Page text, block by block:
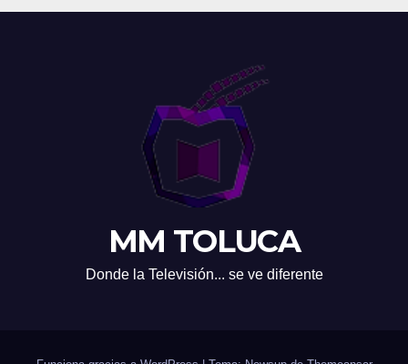
MM TOLUCA
Donde la Televisión... se ve diferente